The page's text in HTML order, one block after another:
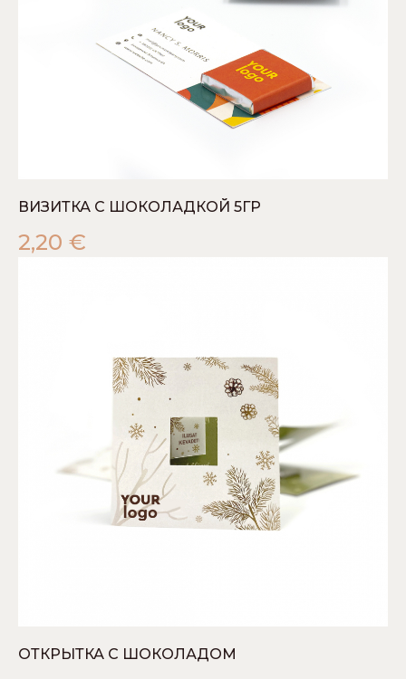
ВИЗИТКА С ШОКОЛАДКОЙ 5ГР
2,20 €
ОТКРЫТКА С ШОКОЛАДОМ